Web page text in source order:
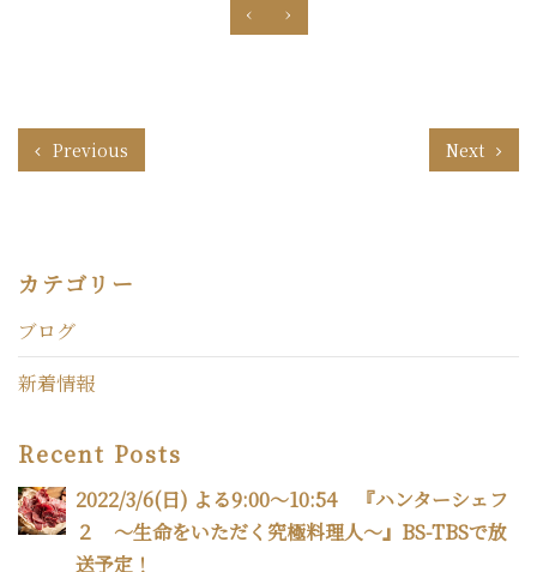
‹ ›
Previous Next
カテゴリー
ブログ
新着情報
Recent Posts
2022/3/6(日) よる9:00～10:54 『ハンターシェフ
２ 〜生命をいただく究極料理人〜』BS-TBSで放
送予定！